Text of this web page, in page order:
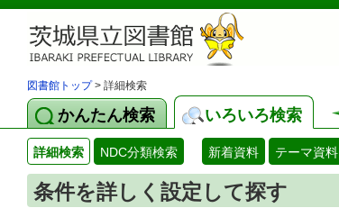
図書館トップ> 詳細検索
かんたん検索 いろいろ検索
詳細検索 NDC分類検索 新着資料 テーマ資料
条件を詳しく設定して探す